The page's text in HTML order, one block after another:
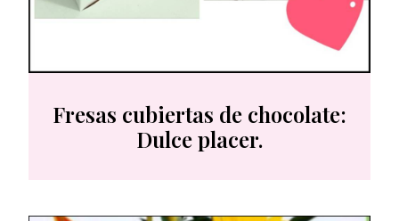
Fresas cubiertas de chocolate:
Dulce placer.